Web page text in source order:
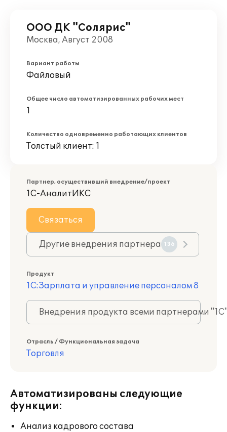
ООО ДК "Солярис"
Москва, Август 2008
Вариант работы
Файловый
Общее число автоматизированных рабочих мест
1
Количество одновременно работающих клиентов
Толстый клиент: 1
Партнер, осуществивший внедрение/проект
1С-АналитИКС
Связаться
Другие внедрения партнера 136
Продукт
1С:Зарплата и управление персоналом 8
Внедрения продукта всеми партнерами
Отрасль / Функциональная задача
Торговля
Автоматизированы следующие
функции:
Анализ кадрового состава